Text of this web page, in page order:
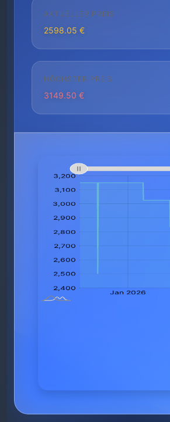
AKTUELLER PREIS
2598.05 €
HÖCHSTER PREIS
3149.50 €